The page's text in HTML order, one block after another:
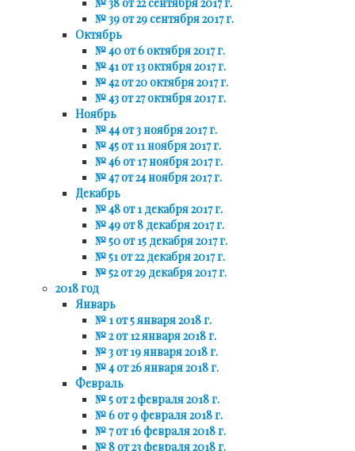
№ 39 от 29 сентября 2017 г.
Октябрь
№ 40 от 6 октября 2017 г.
№ 41 от 13 октября 2017 г.
№ 42 от 20 октября 2017 г.
№ 43 от 27 октября 2017 г.
Ноябрь
№ 44 от 3 ноября 2017 г.
№ 45 от 11 ноября 2017 г.
№ 46 от 17 ноября 2017 г.
№ 47 от 24 ноября 2017 г.
Декабрь
№ 48 от 1 декабря 2017 г.
№ 49 от 8 декабря 2017 г.
№ 50 от 15 декабря 2017 г.
№ 51 от 22 декабря 2017 г.
№ 52 от 29 декабря 2017 г.
2018 год
Январь
№ 1 от 5 января 2018 г.
№ 2 от 12 января 2018 г.
№ 3 от 19 января 2018 г.
№ 4 от 26 января 2018 г.
Февраль
№ 5 от 2 февраля 2018 г.
№ 6 от 9 февраля 2018 г.
№ 7 от 16 февраля 2018 г.
№ 8 от 23 февраля 2018 г.